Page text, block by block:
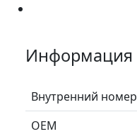
Информация
Внутренний номер
ОЕМ